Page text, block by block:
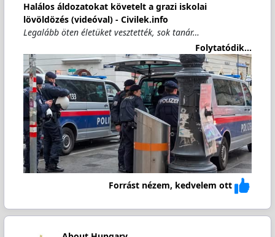
Halálos áldozatokat követelt a grazi iskolai
lövöldözés (videóval) - Civilek.info
Legalább öten életüket vesztették, sok tanár…
Folytatódik...
Forrást nézem, kedvelem ott